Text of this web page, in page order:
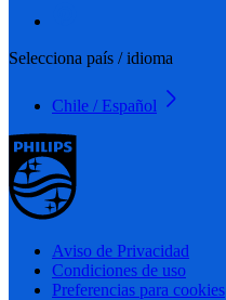
Selecciona país / idioma
Chile / Español
Aviso de Privacidad
Condiciones de uso
Preferencias para cookies